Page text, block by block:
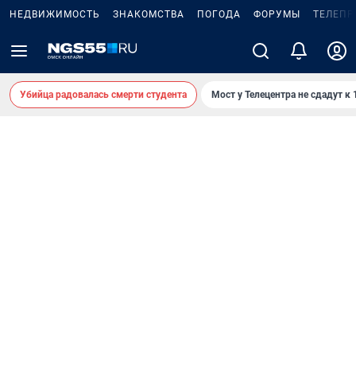
НЕДВИЖИМОСТЬ ЗНАКОМСТВА ПОГОДА ФОРУМЫ
Убийца радовалась смерти студента Мост у Телецентра не сдадут к